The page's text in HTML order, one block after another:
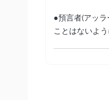
●預言者(アッ
ことはないよう